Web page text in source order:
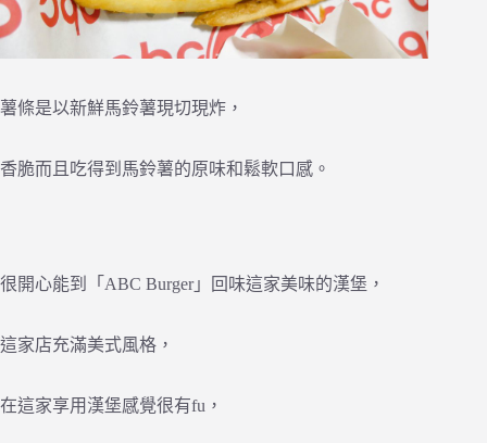
薯條是以新鮮馬鈴薯現切現炸，
香脆而且吃得到馬鈴薯的原味和鬆軟口感。
很開心能到「ABC Burger」回味這家美味的漢堡，
這家店充滿美式風格，
在這家享用漢堡感覺很有fu，